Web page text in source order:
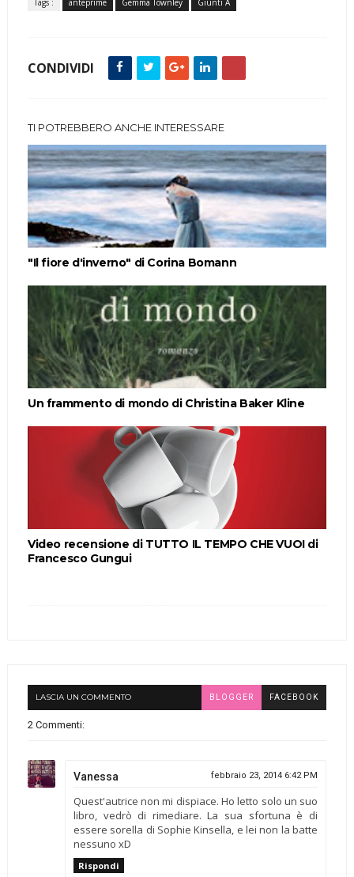
CONDIVIDI
TI POTREBBERO ANCHE INTERESSARE
"Il fiore d'inverno" di Corina Bomann
Un frammento di mondo di Christina Baker Kline
Video recensione di TUTTO IL TEMPO CHE VUOI di
Francesco Gungui
LASCIA UN COMMENTO BLOGGER FACEBOOK
2 Commenti:
Vanessa febbraio 23, 2014 6:42 PM
Quest'autrice non mi dispiace. Ho letto solo un suo
libro, vedrò di rimediare. La sua sfortuna è di
essere sorella di Sophie Kinsella, e lei non la batte
nessuno xD
Rispondi